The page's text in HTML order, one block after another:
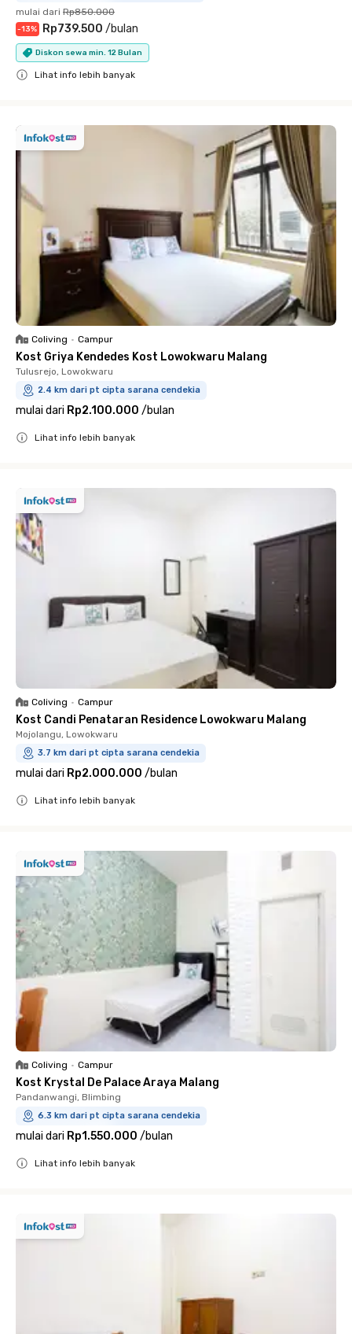
mulai dari Rp850.000
-13% Rp739.500 /bulan
Diskon sewa min. 12 Bulan
Lihat info lebih banyak
Coliving • Campur
Kost Griya Kendedes Kost Lowokwaru Malang
Tulusrejo, Lowokwaru
2.4 km dari pt cipta sarana cendekia
mulai dari Rp2.100.000 /bulan
Lihat info lebih banyak
Coliving • Campur
Kost Candi Penataran Residence Lowokwaru Malang
Mojolangu, Lowokwaru
3.7 km dari pt cipta sarana cendekia
mulai dari Rp2.000.000 /bulan
Lihat info lebih banyak
Coliving • Campur
Kost Krystal De Palace Araya Malang
Pandanwangi, Blimbing
6.3 km dari pt cipta sarana cendekia
mulai dari Rp1.550.000 /bulan
Lihat info lebih banyak